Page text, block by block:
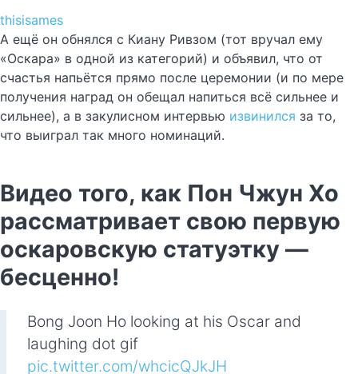
thisisames
А ещё он обнялся с Киану Ривзом (тот вручал ему
«Оскара» в одной из категорий) и объявил, что от
счастья напьётся прямо после церемонии (и по мере
получения наград он обещал напиться всё сильнее и
сильнее), а в закулисном интервью извинился за то,
что выиграл так много номинаций.
Видео того, как Пон Чжун Хо
рассматривает свою первую
оскаровскую статуэтку —
бесценно!
Bong Joon Ho looking at his Oscar and
laughing dot gif
pic.twitter.com/whcicQJkJH